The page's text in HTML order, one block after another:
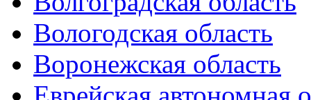
Вологодская область
Воронежская область